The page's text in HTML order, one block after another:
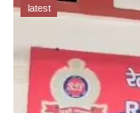
latest